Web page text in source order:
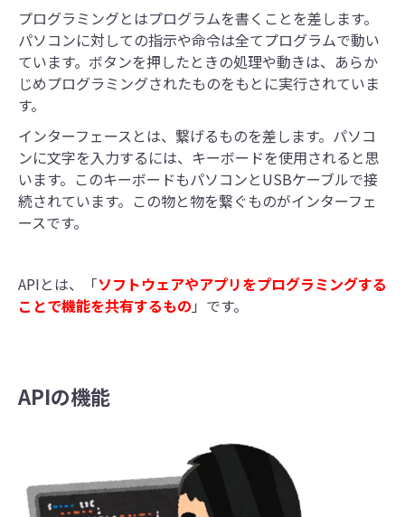
プログラミングとはプログラムを書くことを差します。
パソコンに対しての指示や命令は全てプログラムで動い
ています。ボタンを押したときの処理や動きは、あらか
じめプログラミングされたものをもとに実行されていま
す。
インターフェースとは、繋げるものを差します。パソコ
ンに文字を入力するには、キーボードを使用されると思
います。このキーボードもパソコンとUSBケーブルで接
続されています。この物と物を繋ぐものがインターフェ
ースです。
APIとは、「ソフトウェアやアプリをプログラミングする
ことで機能を共有するもの 」です。
APIの機能